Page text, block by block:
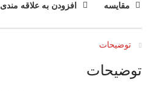
مقایسه افزودن به علاقه مندی
توضیحات
توضیحات